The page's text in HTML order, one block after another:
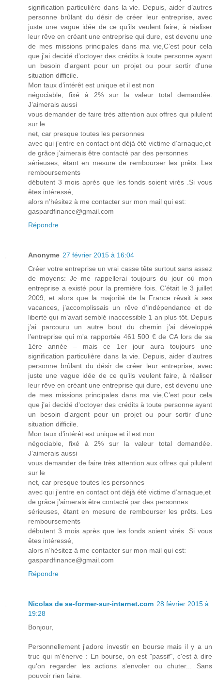
signification particulière dans la vie. Depuis, aider d’autres
personne brûlant du désir de créer leur entreprise, avec
juste une vague idée de ce qu’ils veulent faire, à réaliser
leur rêve en créant une entreprise qui dure, est devenu une
de mes missions principales dans ma vie,C’est pour cela
que j’ai decidé d'octoyer des crédits à toute personne ayant
un besoin d'argent pour un projet ou pour sortir d'une
situation difficile.
Mon taux d’intérêt est unique et il est non
négociable, fixé à 2% sur la valeur total demandée.
J’aimerais aussi
vous demander de faire très attention aux offres qui pilulent
sur le
net, car presque toutes les personnes
avec qui j’entre en contact ont déjà été victime d’arnaque,et
de grâce j’aimerais être contacté par des personnes
sérieuses, étant en mesure de rembourser les prêts. Les
remboursements
débutent 3 mois après que les fonds soient virés .Si vous
êtes intéressé,
alors n’hésitez à me contacter sur mon mail qui est:
gaspardfinance@gmail.com
Répondre
Anonyme 27 février 2015 à 16:04
Créer votre entreprise un vrai casse tête surtout sans assez
de moyens: Je me rappellerai toujours du jour où mon
entreprise a existé pour la première fois. C’était le 3 juillet
2009, et alors que la majorité de la France rêvait à ses
vacances, j’accomplissais un rêve d’indépendance et de
liberté qui m’avait semblé inaccessible 1 an plus tôt. Depuis
j’ai parcouru un autre bout du chemin j’ai développé
l’entreprise qui m'a rapportée 461 500 € de CA lors de sa
1ère année – mais ce 1er jour aura toujours une
signification particulière dans la vie. Depuis, aider d’autres
personne brûlant du désir de créer leur entreprise, avec
juste une vague idée de ce qu’ils veulent faire, à réaliser
leur rêve en créant une entreprise qui dure, est devenu une
de mes missions principales dans ma vie,C’est pour cela
que j’ai decidé d'octoyer des crédits à toute personne ayant
un besoin d'argent pour un projet ou pour sortir d'une
situation difficile.
Mon taux d’intérêt est unique et il est non
négociable, fixé à 2% sur la valeur total demandée.
J’aimerais aussi
vous demander de faire très attention aux offres qui pilulent
sur le
net, car presque toutes les personnes
avec qui j’entre en contact ont déjà été victime d’arnaque,et
de grâce j’aimerais être contacté par des personnes
sérieuses, étant en mesure de rembourser les prêts. Les
remboursements
débutent 3 mois après que les fonds soient virés .Si vous
êtes intéressé,
alors n’hésitez à me contacter sur mon mail qui est:
gaspardfinance@gmail.com
Répondre
Nicolas de se-former-sur-internet.com 28 février 2015 à
19:28
Bonjour,
Personnellement j'adore investir en bourse mais il y a un
truc qui m'énerve : En bourse, on est "passif", c'est à dire
qu'on regarder les actions s'envoler ou chuter... Sans
pouvoir rien faire.